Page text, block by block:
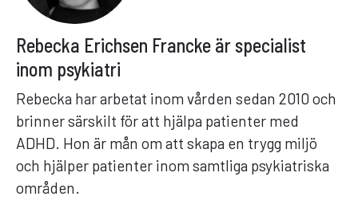
Rebecka Erichsen Francke är specialist
inom psykiatri
Rebecka har arbetat inom vården sedan 2010 och
brinner särskilt för att hjälpa patienter med
ADHD. Hon är mån om att skapa en trygg miljö
och hjälper patienter inom samtliga psykiatriska
områden.